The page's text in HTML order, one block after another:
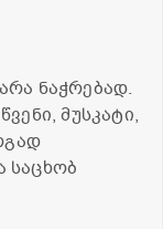
ნაჭრებად.
მუსკატი,
საცხობ